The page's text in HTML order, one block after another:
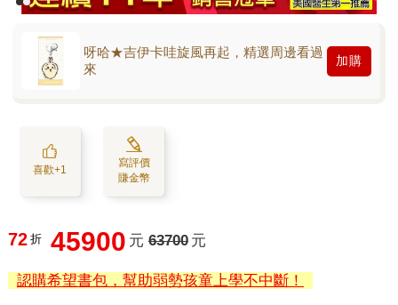
呀哈★吉伊卡哇旋風再起，精選周邊看過
來
加購
喜歡+1
寫評價
賺金幣
72 折 45900 元 63700 元
認購希望書包，幫助弱勢孩童上學不中斷！